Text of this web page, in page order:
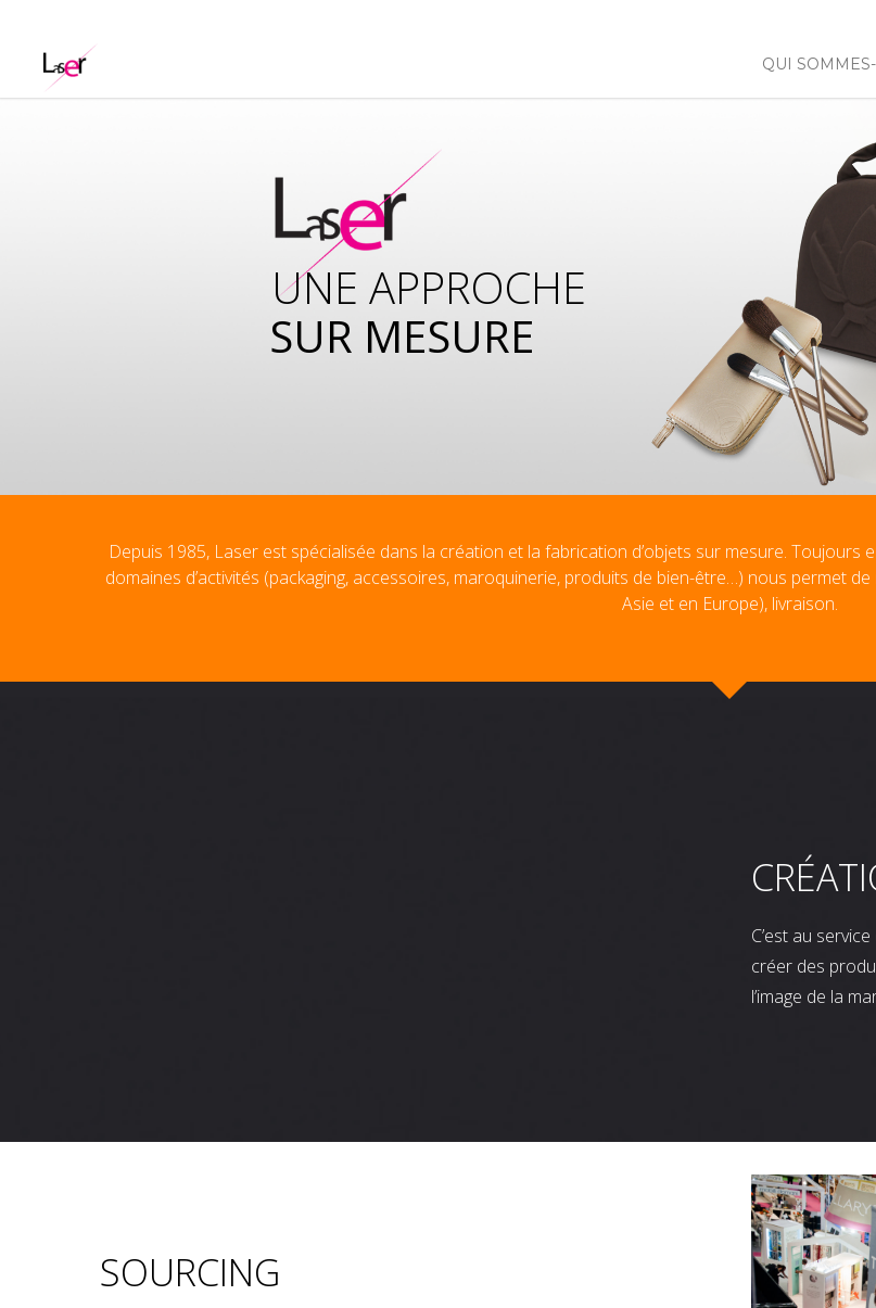
QUI
SUR MESURE
UNE APPROCHE
Depuis 1985, Laser est spécialisée dans la création et la fabrication d’objets sur mesure.
domaines d’activités (packaging, accessoires, maroquinerie, produits de bien-être…) nous permet
Asie et en Europe), livraison.
C’est au
créer des
l’image de la
SOURCING